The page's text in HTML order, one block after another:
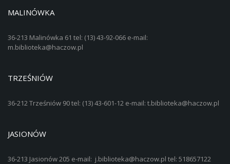
MALINÓWKA
36-213 Malinówka 61 tel: (13) 43-92-066 e-mail:
m.biblioteka@haczow.pl
TRZEŚNIÓW
36-212 Trześniów 90 tel: (13) 43-601-12 e-mail: t.biblioteka@haczow.pl
JASIONÓW
36-213 Jasionów 205 e-mail: j.biblioteka@haczow.pl tel: 518657122